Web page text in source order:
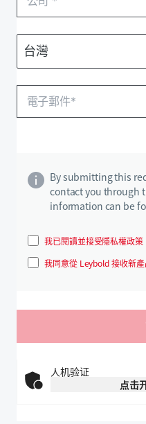
By submitting this
contact you through
information can be
我已閱讀並接受隱私權政策
我同意從 Leybold 接收新
人机验证
点击